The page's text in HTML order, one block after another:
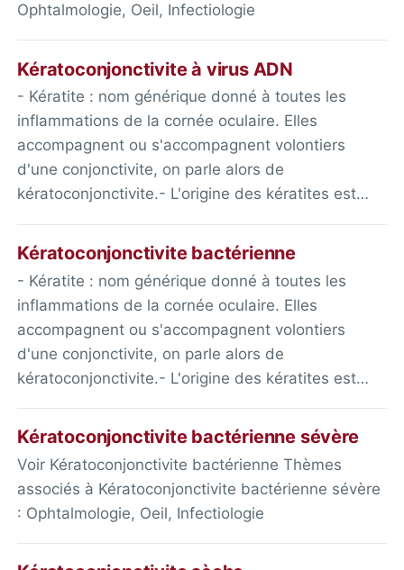
Ophtalmologie, Oeil, Infectiologie
Kératoconjonctivite à virus ADN
- Kératite : nom générique donné à toutes les
inflammations de la cornée oculaire. Elles
accompagnent ou s'accompagnent volontiers
d'une conjonctivite, on parle alors de
kératoconjonctivite.- L'origine des kératites est…
Kératoconjonctivite bactérienne
- Kératite : nom générique donné à toutes les
inflammations de la cornée oculaire. Elles
accompagnent ou s'accompagnent volontiers
d'une conjonctivite, on parle alors de
kératoconjonctivite.- L'origine des kératites est…
Kératoconjonctivite bactérienne sévère
Voir Kératoconjonctivite bactérienne Thèmes
associés à Kératoconjonctivite bactérienne sévère
: Ophtalmologie, Oeil, Infectiologie